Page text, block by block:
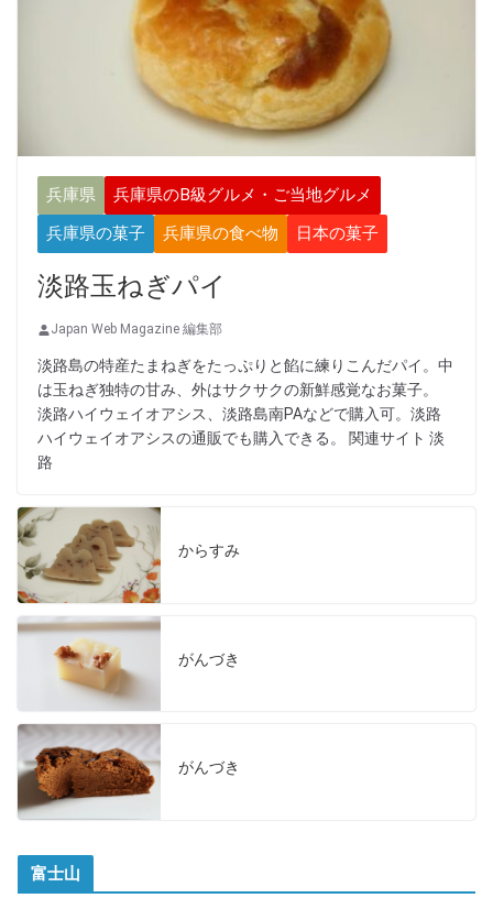
兵庫県
兵庫県のB級グルメ・ご当地グルメ
兵庫県の菓子
兵庫県の食べ物 日本の菓子
淡路玉ねぎパイ
Japan Web Magazine 編集部
淡路島の特産たまねぎをたっぷりと餡に練りこんだパイ。中
は玉ねぎ独特の甘み、外はサクサクの新鮮感覚なお菓子。
淡路ハイウェイオアシス、淡路島南PAなどで購入可。淡路
ハイウェイオアシスの通販でも購入できる。 関連サイト 淡
路
からすみ
がんづき
がんづき
富士山